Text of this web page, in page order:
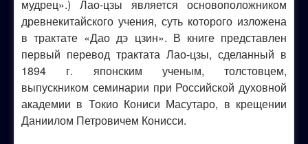
мудрец».) Лао-цзы является основоположником
древнекитайского учения, суть которого изложена
в трактате «Дао дэ цзин». В книге представлен
первый перевод трактата Лао-цзы, сделанный в
1894 г. японским ученым, толстовцем,
выпускником семинарии при Российской духовной
академии в Токио Кониси Масутаро, в крещении
Даниилом Петровичем Конисси.